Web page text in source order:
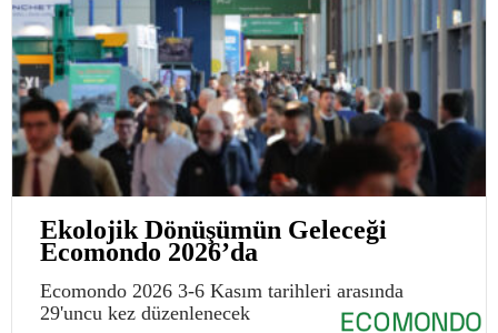
Ekolojik Dönüşümün Geleceği
Ecomondo 2026’da
Ecomondo 2026 3-6 Kasım tarihleri arasında
29'uncu kez düzenlenecek